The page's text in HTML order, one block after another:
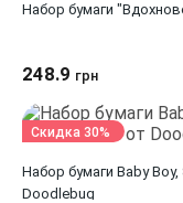
Набор бумаги
248.9 грн
Набор бумаги Baby
Doodlebug
Скидка 30%